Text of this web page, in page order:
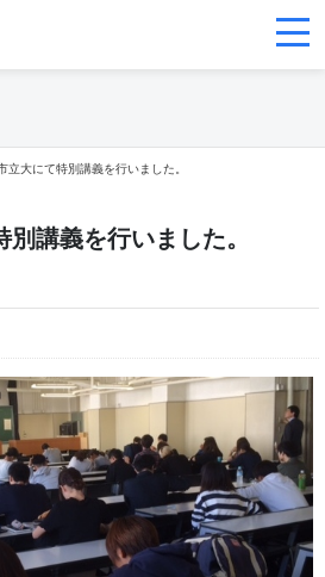
立大にて特別講義を行いました。
講義を行いました。